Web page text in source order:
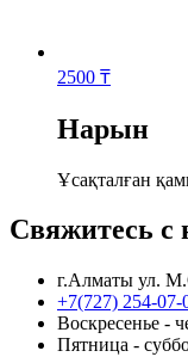
2500 ₸
Нарын
Ұсақталған
Свяжитесь с
г.Алматы ул.
+7(727) 254-07-
Воскресенье -
Пятница -